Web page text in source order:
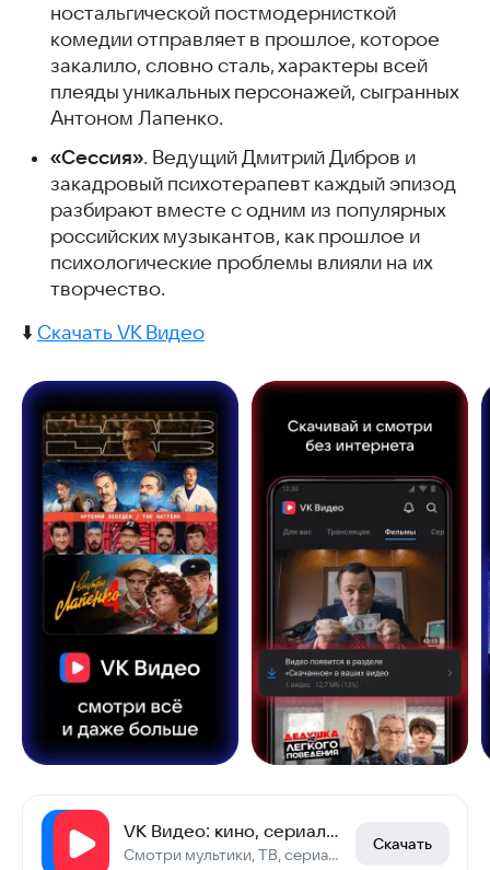
ностальгической постмодернисткой
комедии отправляет в прошлое, которое
закалило, словно сталь, характеры всей
плеяды уникальных персонажей, сыгранных
Антоном Лапенко.
«Сессия». Ведущий Дмитрий Дибров и
закадровый психотерапевт каждый эпизод
разбирают вместе с одним из популярных
российских музыкантов, как прошлое и
психологические проблемы влияли на их
творчество.
⬇️ Скачать VK Видео
VK Видео: кино, сериалы, ТВ, мультфильмы и клипы
Смотри мультики, ТВ, сериалы, спортивные трансляции, клипы и фильмы бесплатно
Скачать